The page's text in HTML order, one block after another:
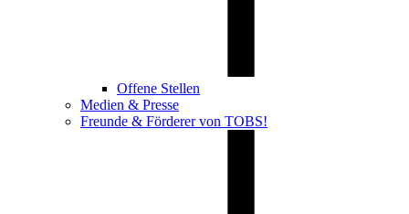
Offene Stellen
Medien & Presse
Freunde & Förderer von TOBS!